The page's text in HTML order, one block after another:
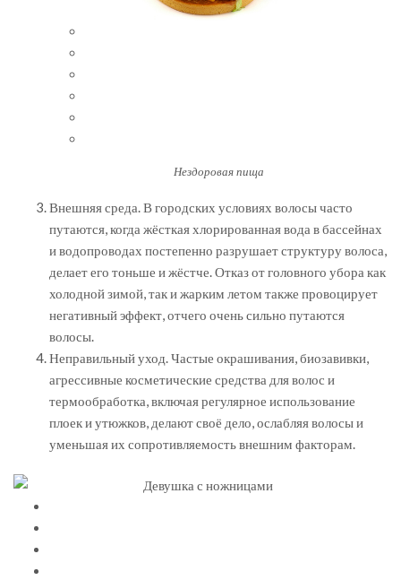
Нездоровая пища
Внешняя среда. В городских условиях волосы часто
путаются, когда жёсткая хлорированная вода в бассейнах
и водопроводах постепенно разрушает структуру волоса,
делает его тоньше и жёстче. Отказ от головного убора как
холодной зимой, так и жарким летом также провоцирует
негативный эффект, отчего очень сильно путаются
волосы.
Неправильный уход. Частые окрашивания, биозавивки,
агрессивные косметические средства для волос и
термообработка, включая регулярное использование
плоек и утюжков, делают своё дело, ослабляя волосы и
уменьшая их сопротивляемость внешним факторам.